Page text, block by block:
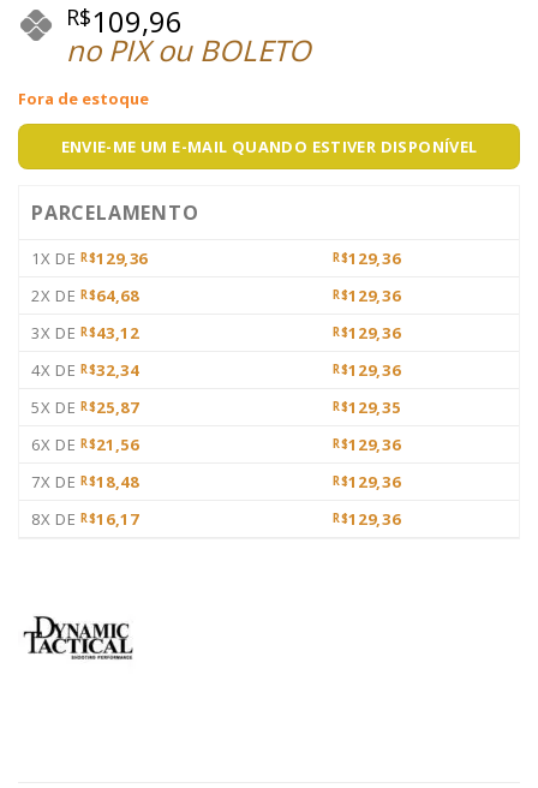
R$109,96
no PIX ou BOLETO
Fora de estoque
ENVIE-ME UM E-MAIL QUANDO ESTIVER DISPONÍVEL
PARCELAMENTO
1X DE R$129,36 R$129,36
2X DE R$64,68 R$129,36
3X DE R$43,12 R$129,36
4X DE R$32,34 R$129,36
5X DE R$25,87 R$129,35
6X DE R$21,56 R$129,36
7X DE R$18,48 R$129,36
8X DE R$16,17 R$129,36